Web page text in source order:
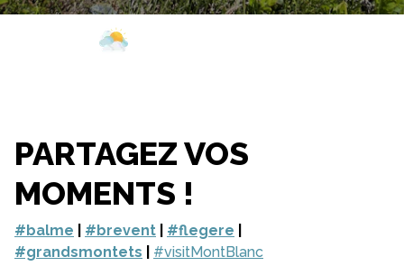
PARTAGEZ VOS
MOMENTS !
#balme #brevent #flegere
#grandsmontets
#visitMontBlanc